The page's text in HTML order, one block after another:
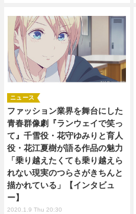
ファッション業界を舞台にした
青春群像劇『ランウェイで笑っ
て』千雪役・花守ゆみりと育人
役・花江夏樹が語る作品の魅力
「乗り越えたくても乗り越えら
れない現実のつらさがきちんと
描かれている」【インタビュ
ー】
ニュース
2020.1.9 Thu 20:30